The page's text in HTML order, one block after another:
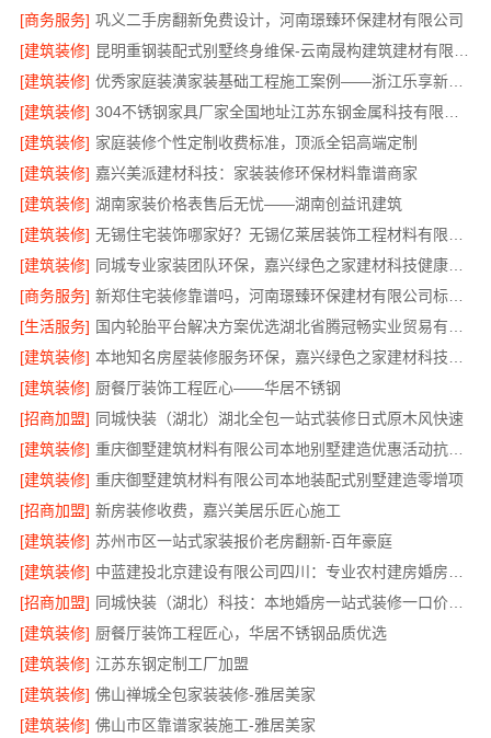
[商务服务] 巩义二手房翻新免费设计，河南璟臻环保建材有限公司
[建筑装修]
[建筑装修]
优秀家庭装潢家装基础工程施工案例——浙江乐享新材料
[建筑装修]
[建筑装修] 家庭装修个性定制收费标准，顶派全铝高端定制
[建筑装修] 嘉兴美派建材科技：家装装修环保材料靠谱商家
[建筑装修] 湖南家装价格表售后无忧——湖南创益讯建筑
[建筑装修]
[建筑装修]
同城专业家装团队环保，嘉兴绿色之家建材科技健康居家
[商务服务]
新郑住宅装修靠谱吗，河南璟臻环保建材有限公司标准化施工
[生活服务]
[建筑装修]
[建筑装修] 厨餐厅装饰工程匠心——华居不锈钢
[招商加盟] 同城快装（湖北）湖北全包一站式装修日式原木风快速
[建筑装修]
重庆御墅建筑材料有限公司本地别墅建造优惠活动抗震防风
[建筑装修] 重庆御墅建筑材料有限公司本地装配式别墅建造零增项
[招商加盟] 新房装修收费，嘉兴美居乐匠心施工
[建筑装修] 苏州市区一站式家装报价老房翻新-百年豪庭
[建筑装修]
[招商加盟]
同城快装（湖北）科技：本地婚房一站式装修一口价工期保障
[建筑装修] 厨餐厅装饰工程匠心，华居不锈钢品质优选
[建筑装修] 江苏东钢定制工厂加盟
[建筑装修] 佛山禅城全包家装装修-雅居美家
[建筑装修] 佛山市区靠谱家装施工-雅居美家